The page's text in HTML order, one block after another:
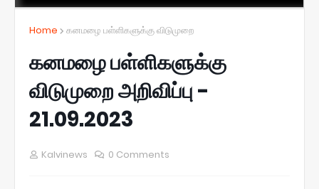
Home கனமழை பள்ளிகளுக்கு விடுமுறை
கனமழை பள்ளிகளுக்கு
விடுமுறை அறிவிப்பு -
21.09.2023
Kalvinews 0 Comments